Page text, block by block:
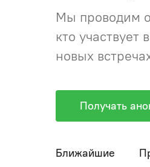
Мы проводим
кто
новых
Получать
Ближайшие